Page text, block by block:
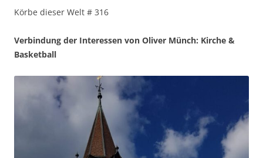
Körbe dieser Welt # 316
Verbindung der Interessen von Oliver Münch: Kirche &
Basketball